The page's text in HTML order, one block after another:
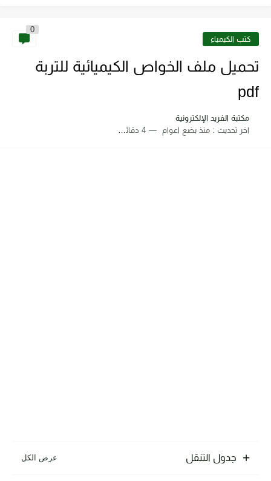
كتب الصف الثاني الثانوي علمي وأدبي ـ سوريا 2023 -... كتب الكيمياء
0
تحميل ملف الخواص الكيميائية للتربة
pdf
مكتبة الفريد الإلكترونية
اخر تحديث :منذ بضع اعوام 4 دقائق للقراءة
جدول التنقل